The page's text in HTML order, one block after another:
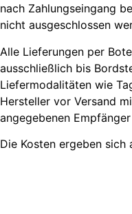
nach Zahlungseingang
nicht ausgeschlossen
Alle Lieferungen per
ausschließlich bis
Liefermodalitäten wie
Hersteller vor Versand
angegebenen
Die Kosten ergeben sich